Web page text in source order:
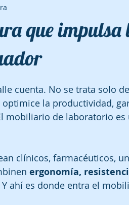
que impulsa
cuenta. No se trata solo
la productividad,
mobiliario de laboratorio es
clínicos, farmacéuticos,
ergonomía,
Y ahí es donde entra el